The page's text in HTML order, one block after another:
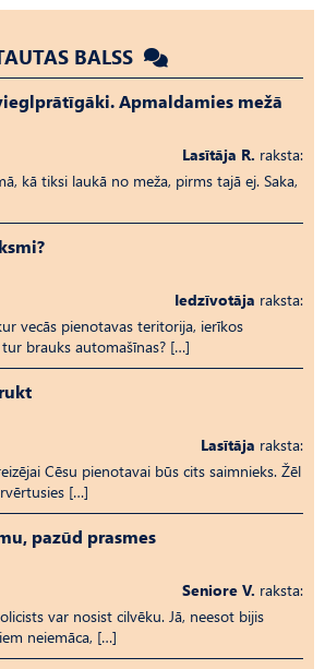
BALSS
Apmaldamies mežā
Lasītāja R. raksta:
kā tiksi laukā no meža, pirms tajā ej. Saka,
Iedzīvotāja raksta:
vecās pienotavas teritorija, ierīkos
brauks automašīnas? […]
Lasītāja raksta:
Cēsu pienotavai būs cits saimnieks. Žēl
[…]
pazūd prasmes
Seniore V. raksta:
var nosist cilvēku. Jā, neesot bijis
neiemāca, […]